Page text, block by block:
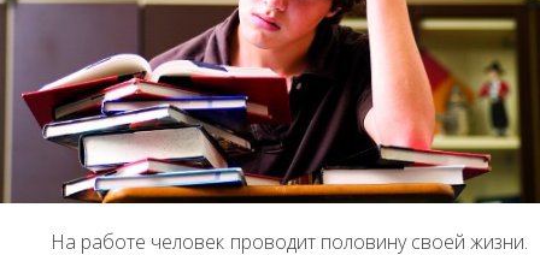
На работе человек проводит половину своей жизни.